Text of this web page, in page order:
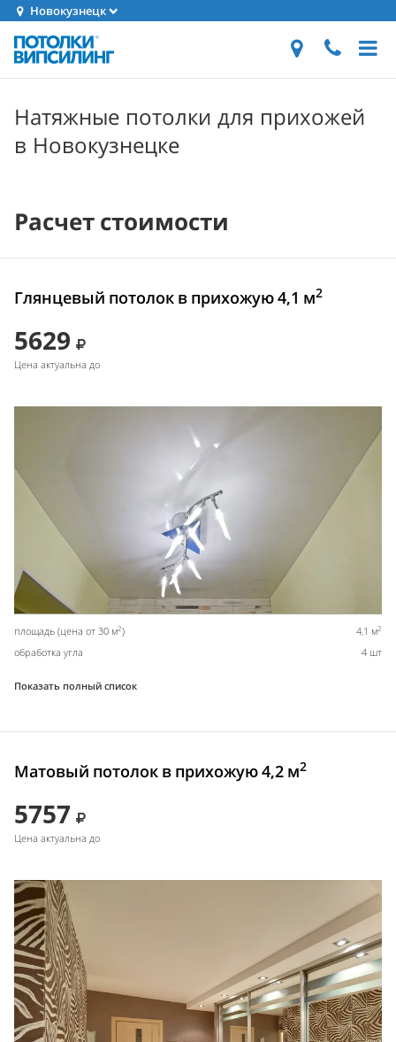
Новокузнецк
Натяжные потолки для прихожей
в Новокузнецке
Расчет стоимости
Глянцевый потолок в прихожую 4,1 м2
5629
Цена актуальна до
площадь (цена от 30 м2) 4,1 м2
обработка угла 4 шт
Показать полный список
Матовый потолок в прихожую 4,2 м2
5757
Цена актуальна до